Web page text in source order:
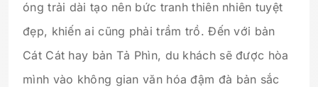
óng trải dài tạo nên bức tranh thiên nhiên tuyệt
đẹp, khiến ai cũng phải trầm trồ. Đến với bản
Cát Cát hay bản Tả Phìn, du khách sẽ được hòa
mình vào không gian văn hóa đậm đà bản sắc